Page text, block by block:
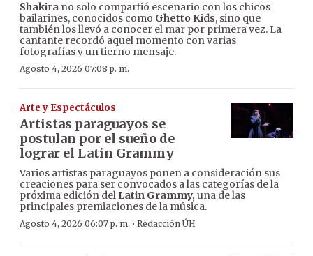
Shakira no solo compartió escenario con los chicos
bailarines, conocidos como Ghetto Kids, sino que
también los llevó a conocer el mar por primera vez. La
cantante recordó aquel momento con varias
fotografías y un tierno mensaje.
Agosto 4, 2026 07:08 p. m.
Arte y Espectáculos
Artistas paraguayos se
postulan por el sueño de
lograr el Latin Grammy
Varios artistas paraguayos ponen a consideración sus
creaciones para ser convocados a las categorías de la
próxima edición del Latin Grammy, una de las
principales premiaciones de la música.
Agosto 4, 2026 06:07 p. m. · Redacción ÚH